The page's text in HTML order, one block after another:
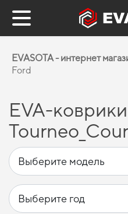
EVASOTA - интернет
Ford
EVA-